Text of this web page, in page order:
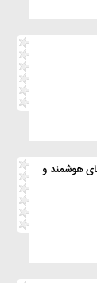
هوشمند و